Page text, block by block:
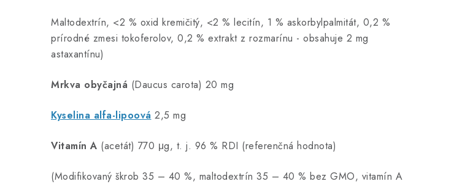
Maltodextrín, <2 % oxid kremičitý, <2 % lecitín, 1 % askorbylpalmitát, 0,2 %
prírodné zmesi tokoferolov, 0,2 % extrakt z rozmarínu - obsahuje 2 mg
astaxantínu)
Mrkva obyčajná (Daucus carota) 20 mg
Kyselina alfa-lipoová 2,5 mg
Vitamín A (acetát) 770 μg, t. j. 96 % RDI (referenčná hodnota)
(Modifikovaný škrob 35 – 40 %, maltodextrín 35 – 40 % bez GMO, vitamín A